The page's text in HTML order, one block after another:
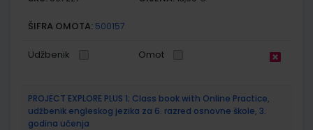
ŠIFRA OMOTA: 500157
Udžbenik Omot
PROJECT EXPLORE PLUS 1; Class book with Online Practice,
udžbenik engleskog jezika za 6. razred osnovne škole, 3.
godina učenja